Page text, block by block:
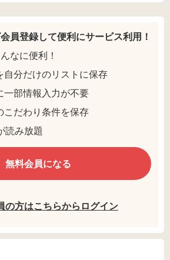
員登録して便利にサービス利用！
なに便利！
自分だけのリストに保存
一部情報入力が不要
こだわり条件を保存
読み放題
無料会員になる
の方はこちらからログイン